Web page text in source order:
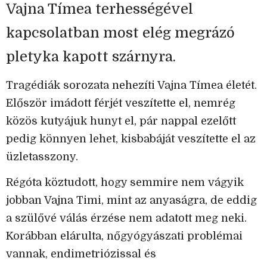
Vajna Tímea terhességével
kapcsolatban most elég megrázó
pletyka kapott szárnyra.
Tragédiák sorozata nehezíti Vajna Tímea életét.
Először imádott férjét veszítette el, nemrég
közös kutyájuk hunyt el, pár nappal ezelőtt
pedig könnyen lehet, kisbabáját veszítette el az
üzletasszony.
Régóta köztudott, hogy semmire nem vágyik
jobban Vajna Timi, mint az anyaságra, de eddig
a szülővé válás érzése nem adatott meg neki.
Korábban elárulta, nőgyógyászati problémai
vannak, endimetriózissal és